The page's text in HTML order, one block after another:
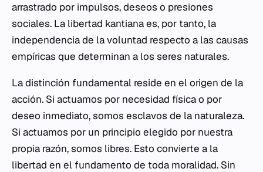
arrastrado por impulsos, deseos o presiones
sociales. La libertad kantiana es, por tanto, la
independencia de la voluntad respecto a las causas
empíricas que determinan a los seres naturales.
La distinción fundamental reside en el origen de la
acción. Si actuamos por necesidad física o por
deseo inmediato, somos esclavos de la naturaleza.
Si actuamos por un principio elegido por nuestra
propia razón, somos libres. Esto convierte a la
libertad en el fundamento de toda moralidad. Sin